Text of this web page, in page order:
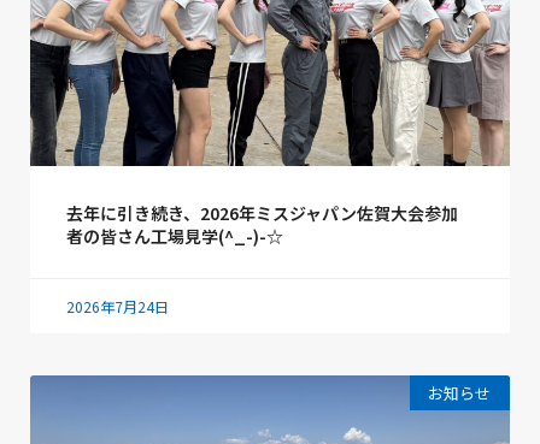
去年に引き続き、2026年ミスジャパン佐賀大会参加
者の皆さん工場見学(^_-)-☆
2026年7月24日
お知らせ